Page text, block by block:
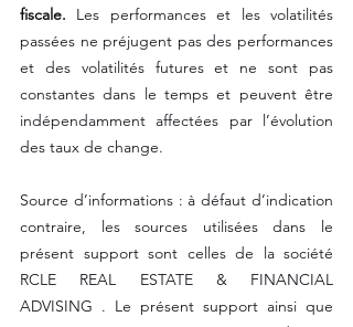
fiscale. Les performances et les volatilités
passées ne préjugent pas des performances
et des volatilités futures et ne sont pas
constantes dans le temps et peuvent être
indépendamment affectées par l’évolution
des taux de change.
Source d’informations : à défaut d’indication
contraire, les sources utilisées dans le
présent support sont celles de la société
RCLE REAL ESTATE & FINANCIAL
ADVISING . Le présent support ainsi que